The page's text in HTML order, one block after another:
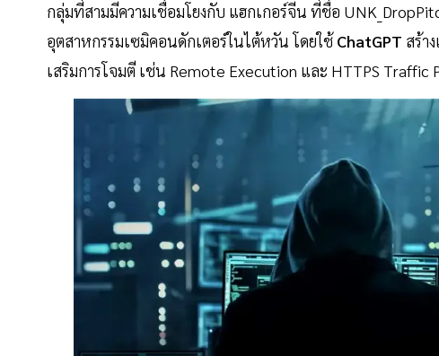
กลุ่มที่สามมีความเชื่อมโยงกับ แฮกเกอร์จีน ที่ชื่อ
อุตสาหกรรมเซมิคอนดักเตอร์ในไต้หวัน โดยใช้ChatGPT สร้า
เสริมการโจมตี เช่น Remote Execution และ HTTPS Traffic